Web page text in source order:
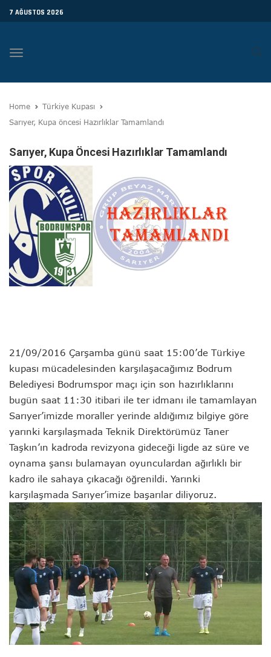
7 AĞUSTOS 2026
Toggle
Home
Türkiye Kupası
Sarıyer, Kupa öncesi Hazırlıklar Tamamlandı
Sarıyer, Kupa Öncesi Hazırlıklar Tamamlandı
21/09/2016 Çarşamba günü saat 15:00’de Türkiye
kupası mücadelesinden karşılaşacağımız Bodrum
Belediyesi Bodrumspor maçı için son hazırlıklarını
bugün saat 11:30 itibari ile ter idmanı ile tamamlayan
Sarıyer’imizde moraller yerinde aldığımız bilgiye göre
yarınki karşılaşmada Teknik Direktörümüz Taner
Taşkın’ın kadroda revizyona gideceği ligde az süre ve
oynama şansı bulamayan oyunculardan ağırlıklı bir
kadro ile sahaya çıkacağı öğrenildi. Yarınki
karşılaşmada Sarıyer’imize başarılar diliyoruz.